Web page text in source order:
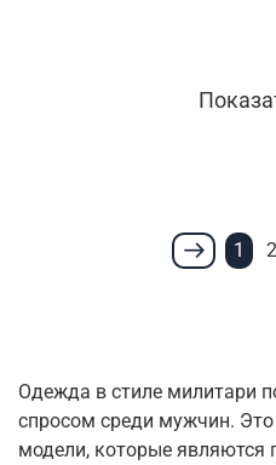
1 2
Одежда в стиле милитари
спросом среди мужчин.
модели, которые